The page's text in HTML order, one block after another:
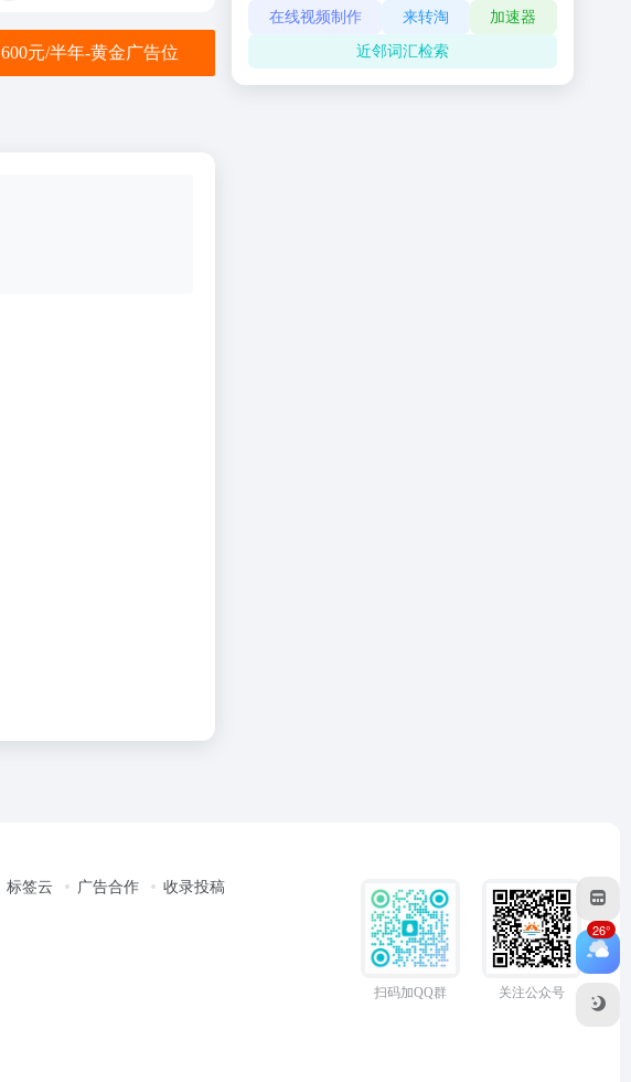
600元/半年-黄金广告位
在线视频制作 来转淘 加速器
近邻词汇检索
标签云 广告合作
收录投稿
扫码加QQ群 关注公众号
26°